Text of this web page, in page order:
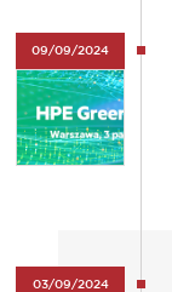
09/09/2024
03/09/2024